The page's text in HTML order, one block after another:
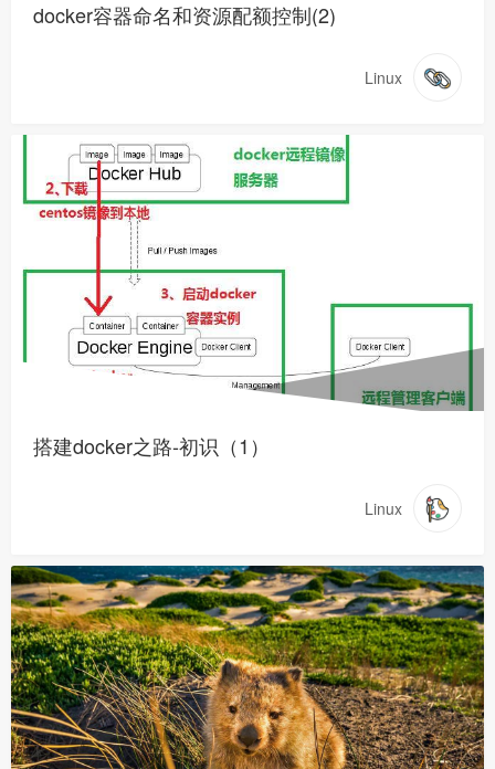
docker容器命名和资源配额控制(2)
Linux
搭建docker之路-初识（1）
Linux